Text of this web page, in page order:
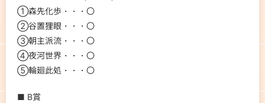
①森先化歩・・・〇
②谷置狸眼・・・〇
③朝主派流・・・〇
④夜河世界・・・〇
⑤輪廻此処・・・〇
■ B賞